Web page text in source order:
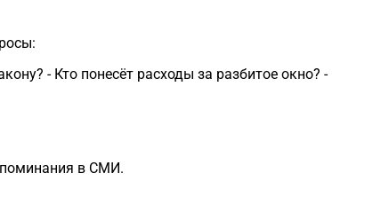
- Кто понесёт расходы за разбитое окно? -
в СМИ.